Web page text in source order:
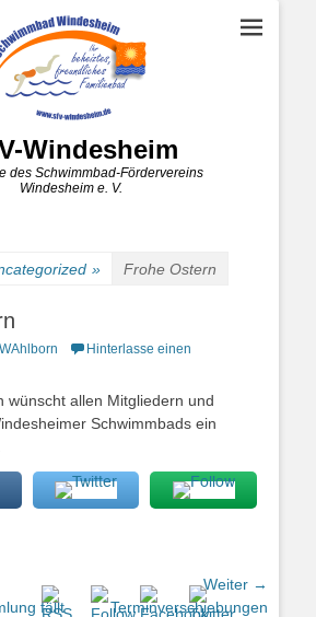
Windesheim
des Schwimmbad-Fördervereins
Windesheim e. V.
» Frohe Ostern
WAhlborn
Hinterlasse einen
wünscht allen Mitgliedern und
Schwimmbads ein
fällt
Weiter →
NächsterTerminverschiebungen